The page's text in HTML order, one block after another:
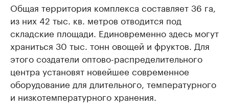
Общая территория комплекса составляет 36 га,
из них 42 тыс. кв. метров отводится под
складские площади. Единовременно здесь могут
храниться 30 тыс. тонн овощей и фруктов. Для
этого создатели оптово-распределительного
центра установят новейшее современное
оборудование для длительного, температурного
и низкотемпературного хранения.